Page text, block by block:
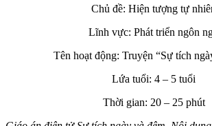
Chủ đề: Hiện tượng tự
Lĩnh vực: Phát triển ngôn
Tên hoạt động: Truyện “Sự tích
Lứa tuổi: 4 – 5 tuổi
Thời gian: 20 – 25 phút